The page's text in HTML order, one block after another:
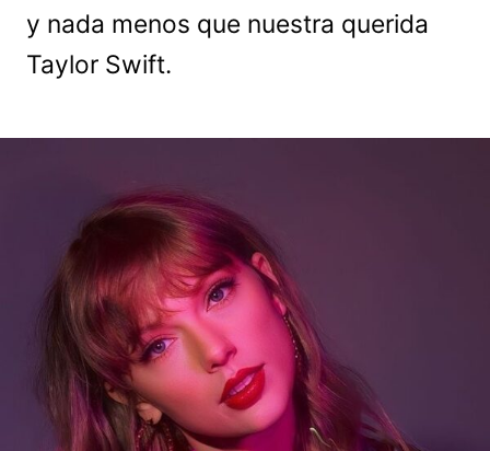
y nada menos que nuestra querida
Taylor Swift.